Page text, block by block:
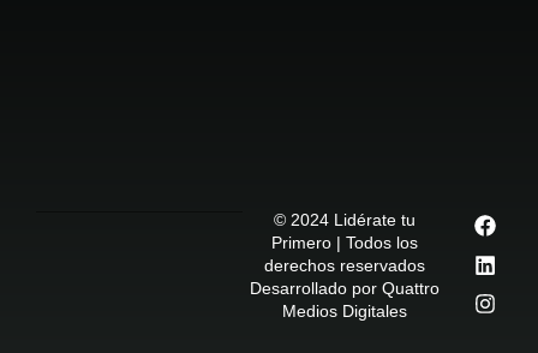
© 2024 Lidérate tu
Primero | Todos los
derechos reservados
Desarrollado por Quattro
Medios Digitales